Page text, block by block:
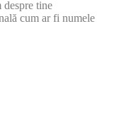
despre tine
cum ar fi numele